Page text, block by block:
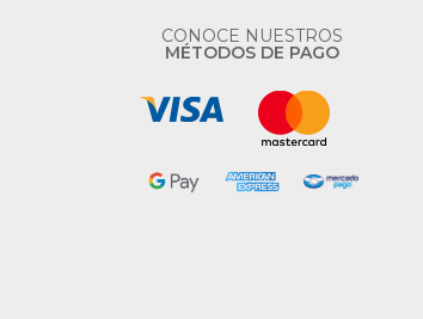
CONOCE NUESTROS
MÉTODOS DE PAGO